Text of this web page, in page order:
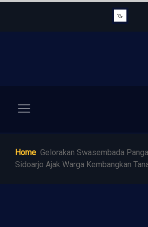
Home Gelorakan Swasembada
Sidoarjo Ajak Warga Kembangkan